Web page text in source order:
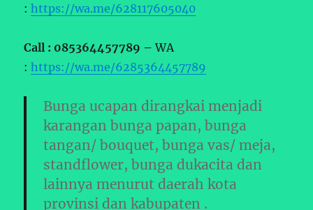
:https://wa.me/628117605040
Call : 085364457789 –WA
:https://wa.me/6285364457789
Bunga ucapan dirangkai menjadi
karangan bunga papan, bunga
tangan/ bouquet, bunga vas/ meja,
standflower, bunga dukacita dan
lainnya menurut daerah kota
provinsi dan kabupaten .